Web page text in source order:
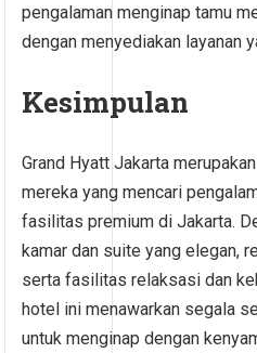
pengalaman menginap tamu
dengan menyediakan layanan
Kesimpulan
Grand Hyatt Jakarta
mereka yang mencari
fasilitas premium di Jakarta.
kamar dan suite yang elegan,
serta fasilitas relaksasi dan
hotel ini menawarkan segala
untuk menginap dengan